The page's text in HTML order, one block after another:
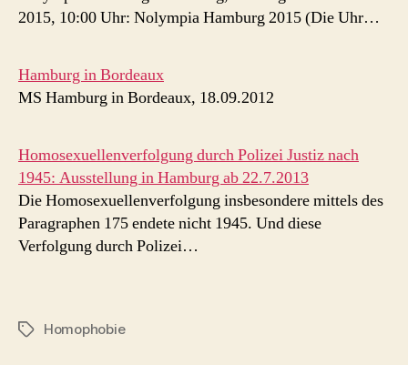
2015, 10:00 Uhr: Nolympia Hamburg 2015 (Die Uhr…
Hamburg in Bordeaux
MS Hamburg in Bordeaux, 18.09.2012
Homosexuellenverfolgung durch Polizei Justiz nach
1945: Ausstellung in Hamburg ab 22.7.2013
Die Homosexuellenverfolgung insbesondere mittels des
Paragraphen 175 endete nicht 1945. Und diese
Verfolgung durch Polizei…
Schlagwörter
Homophobie